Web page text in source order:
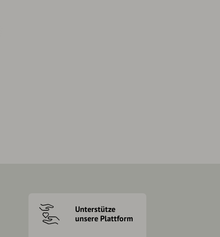
Unterstütze
unsere Plattform